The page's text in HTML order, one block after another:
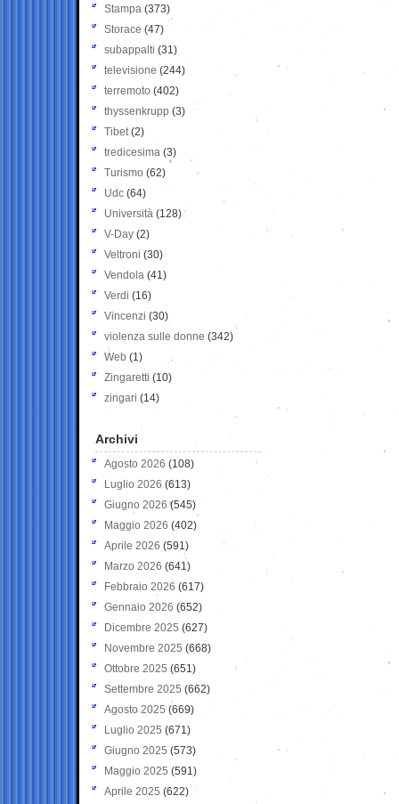
Stampa (373)
Storace (47)
subappalti (31)
televisione(244)
terremoto (402)
thyssenkrupp (3)
Tibet(2)
tredicesima (3)
Turismo (62)
Udc (64)
Università (128)
V-Day (2)
Veltroni (30)
Vendola (41)
Verdi (16)
Vincenzi (30)
violenza sulle donne (342)
Web (1)
Zingaretti (10)
zingari (14)
Archivi
Agosto 2026 (108)
Luglio 2026 (613)
Giugno 2026 (545)
Maggio 2026 (402)
Aprile 2026 (591)
Marzo 2026 (641)
Febbraio 2026 (617)
Gennaio 2026 (652)
Dicembre 2025 (627)
Novembre 2025 (668)
Ottobre 2025 (651)
Settembre 2025 (662)
Agosto 2025 (669)
Luglio 2025 (671)
Giugno 2025 (573)
Maggio 2025 (591)
Aprile 2025 (622)